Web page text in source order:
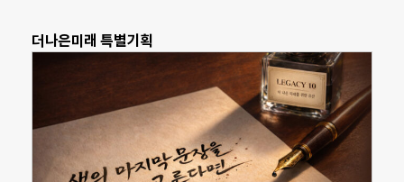
더나은미래 특별기획